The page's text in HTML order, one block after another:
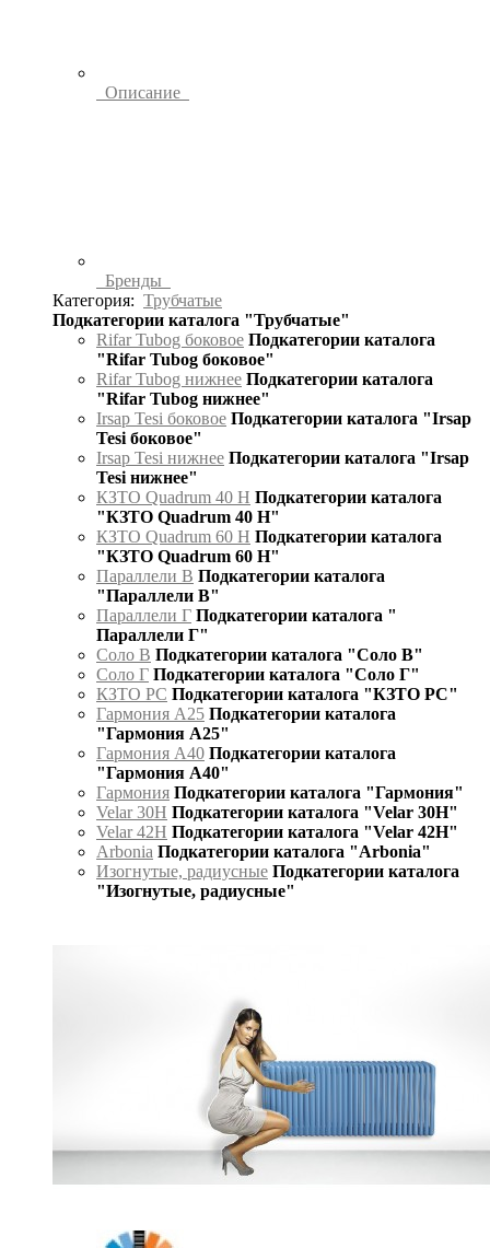
Описание
Бренды
Категория: Трубчатые
Подкатегории каталога "Трубчатые"
Rifar Tubog боковое Подкатегории каталога
"Rifar Tubog боковое"
Rifar Tubog нижнее Подкатегории каталога
"Rifar Tubog нижнее"
Irsap Tesi боковое Подкатегории каталога "Irsap
Tesi боковое"
Irsap Tesi нижнее Подкатегории каталога "Irsap
Tesi нижнее"
КЗТО Quadrum 40 H Подкатегории каталога
"КЗТО Quadrum 40 H"
КЗТО Quadrum 60 H Подкатегории каталога
"КЗТО Quadrum 60 H"
Параллели В Подкатегории каталога
"Параллели В"
Параллели Г Подкатегории каталога "
Параллели Г"
Соло В Подкатегории каталога "Соло В"
Соло Г Подкатегории каталога "Соло Г"
КЗТО РС Подкатегории каталога "КЗТО РС"
Гармония А25 Подкатегории каталога
"Гармония А25"
Гармония А40 Подкатегории каталога
"Гармония А40"
Гармония Подкатегории каталога "Гармония"
Velar 30H Подкатегории каталога "Velar 30H"
Velar 42H Подкатегории каталога "Velar 42H"
Arbonia Подкатегории каталога "Arbonia"
Изогнутые, радиусные Подкатегории каталога
"Изогнутые, радиусные"